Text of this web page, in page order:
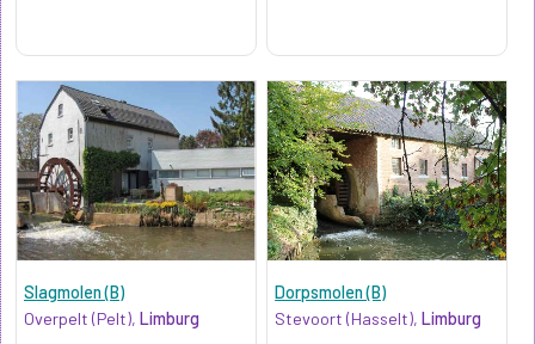
Slagmolen (B)
Overpelt (Pelt), Limburg
Dorpsmolen (B)
Stevoort (Hasselt),Limburg